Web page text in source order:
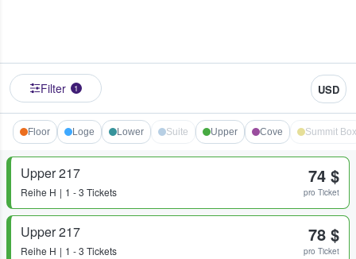
Filter 1 USD
Floor Loge Lower Suite Upper Cove Summit Box
Upper 217
Reihe H 1 - 3 Tickets
74 $
pro Ticket
Upper 217
Reihe H 1 - 3 Tickets
78 $
pro Ticket